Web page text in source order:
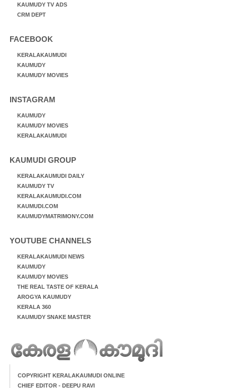
KAUMUDY TV ADS
CRM DEPT
FACEBOOK
KERALAKAUMUDI
KAUMUDY
KAUMUDY MOVIES
INSTAGRAM
KAUMUDY
KAUMUDY MOVIES
KERALAKAUMUDI
KAUMUDI GROUP
KERALAKAUMUDI DAILY
KAUMUDY TV
KERALAKAUMUDI.COM
KAUMUDI.COM
KAUMUDYMATRIMONY.COM
YOUTUBE CHANNELS
KERALAKAUMUDI NEWS
KAUMUDY
KAUMUDY MOVIES
THE REAL TASTE OF KERALA
AROGYA KAUMUDY
KERALA 360
KAUMUDY SNAKE MASTER
COPYRIGHT KERALAKAUMUDI ONLINE
CHIEF EDITOR - DEEPU RAVI